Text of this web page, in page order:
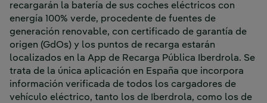
recargarán la batería de sus coches eléctricos con
energía 100% verde, procedente de fuentes de
generación renovable, con certificado de garantía de
origen (GdOs) y los puntos de recarga estarán
localizados en la App de Recarga Pública Iberdrola. Se
trata de la única aplicación en España que incorpora
información verificada de todos los cargadores de
vehículo eléctrico, tanto los de Iberdrola, como los de